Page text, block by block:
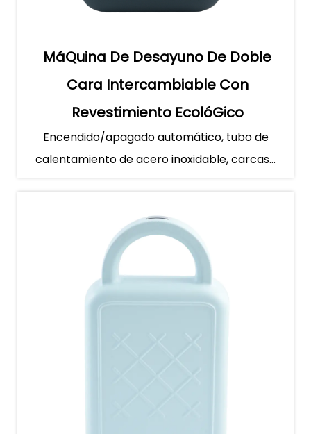
MáQuina De Desayuno De Doble
Cara Intercambiable Con
Revestimiento EcolóGico
Antiadherente
Encendido/apagado automático, tubo de
calentamiento de acero inoxidable, carcasa